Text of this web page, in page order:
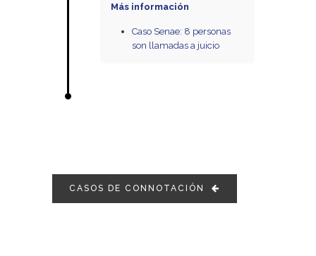
Más información
Caso Senae: 8 personas
son llamadas a juicio
CASOS DE CONNOTACIÓN